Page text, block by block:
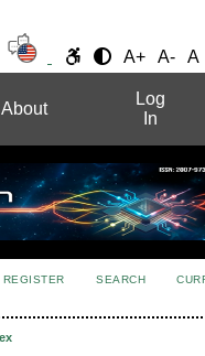
A+ A- A
About
Log
In
REGISTER SEARCH